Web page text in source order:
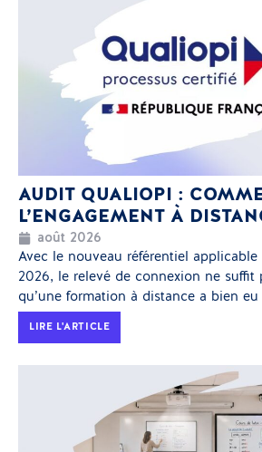
AUDIT QUALIOPI :
L’ENGAGEMENT À
août 2026
Avec le nouveau référentiel applicable
2026, le relevé de connexion ne suffit
qu’une formation à distance a bien eu
LIRE L'ARTICLE